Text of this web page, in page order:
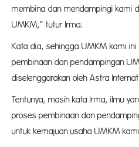
membina dan mendampingi kami
UMKM,” tutur Irma.
Kata dia, sehingga UMKM kami
pembinaan dan pendampingan
diselenggarakan oleh Astra
Tentunya, masih kata Irma, ilmu
proses pembinaan dan
untuk kemajuan usaha UMKM